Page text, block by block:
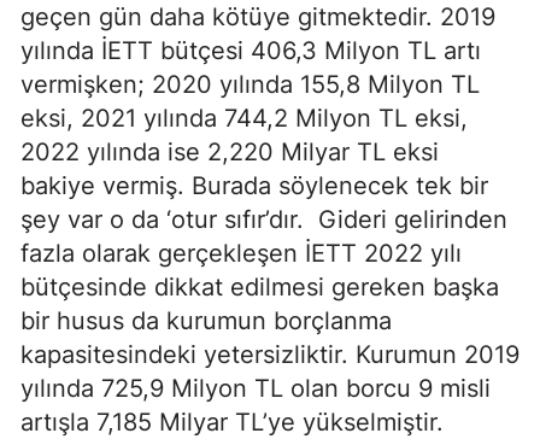
geçen gün daha kötüye gitmektedir. 2019
yılında İETT bütçesi 406,3 Milyon TL artı
vermişken; 2020 yılında 155,8 Milyon TL
eksi, 2021 yılında 744,2 Milyon TL eksi,
2022 yılında ise 2,220 Milyar TL eksi
bakiye vermiş. Burada söylenecek tek bir
şey var o da ‘otur sıfır’dır. Gideri gelirinden
fazla olarak gerçekleşen İETT 2022 yılı
bütçesinde dikkat edilmesi gereken başka
bir husus da kurumun borçlanma
kapasitesindeki yetersizliktir. Kurumun 2019
yılında 725,9 Milyon TL olan borcu 9 misli
artışla 7,185 Milyar TL’ye yükselmiştir.